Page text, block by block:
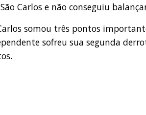
Carlos e não conseguiu
somou três pontos
sofreu sua segunda